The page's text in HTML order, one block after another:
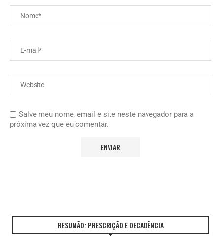
Salve meu nome, email e site neste navegador para a
próxima vez que eu comentar.
RESUMÃO: PRESCRIÇÃO E DECADÊNCIA